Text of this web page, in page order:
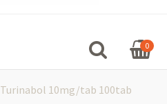
0
Turinabol 10mg/tab 100tab